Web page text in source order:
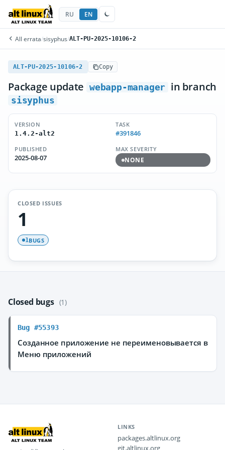
RU EN
All errata/sisyphus/ALT-PU-2025-10106-2
ALT-PU-2025-10106-2 Copy
Package update webapp-manager in branch
sisyphus
VERSION
1.4.2-alt2
TASK
#391846
PUBLISHED
2025-08-07
MAX SEVERITY
NONE
CLOSED ISSUES
1
1BUGS
Closed bugs (1)
Bug #55393
Созданное приложение не переименовывается в
Меню приложений
LINKS
packages.altlinux.org
git.altlinux.org